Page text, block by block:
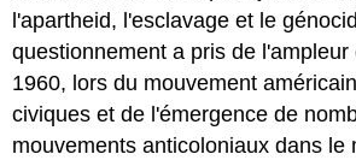
l'apartheid, l'esclavage et le
questionnement a pris de
1960, lors du mouvement
civiques et de l'émergence de
mouvements anticoloniaux dans le